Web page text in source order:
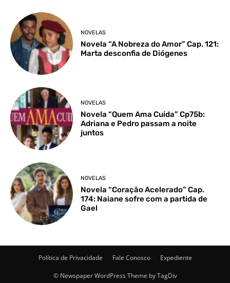
NOVELAS
Novela “A Nobreza do Amor” Cap. 121:
Marta desconfia de Diógenes
NOVELAS
Novela “Quem Ama Cuida” Cp75b:
Adriana e Pedro passam a noite
juntos
NOVELAS
Novela “Coração Acelerado” Cap.
174: Naiane sofre com a partida de
Gael
Política de Privacidade Fale Conosco Expediente
© Newspaper WordPress Theme by TagDiv